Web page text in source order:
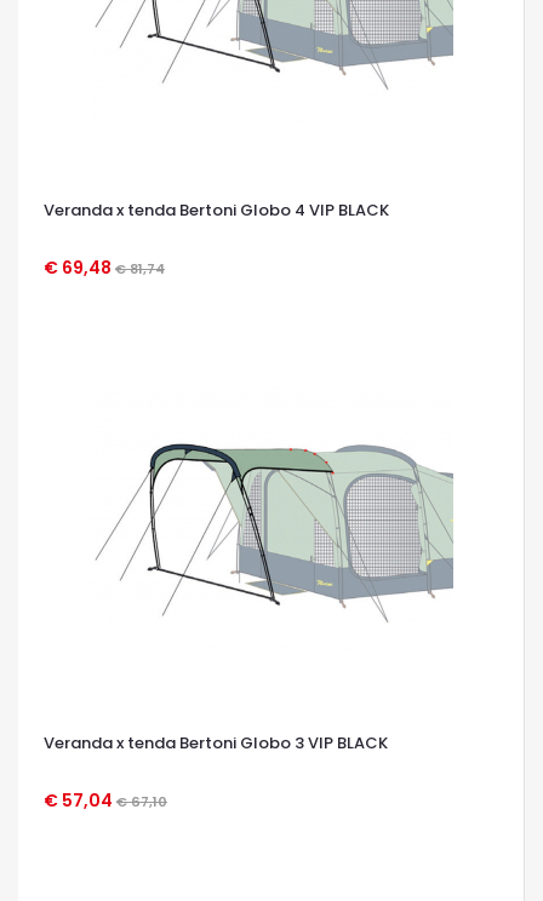
Veranda x tenda Bertoni Globo 4 VIP BLACK
€ 69,48 € 81,74
OCCHIATA VELOCE
Veranda x tenda Bertoni Globo 3 VIP BLACK
€ 57,04 € 67,10
OCCHIATA VELOCE